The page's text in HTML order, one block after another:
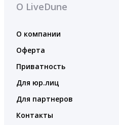
О LiveDune
О компании
Оферта
Приватность
Для юр.лиц
Для партнеров
Контакты